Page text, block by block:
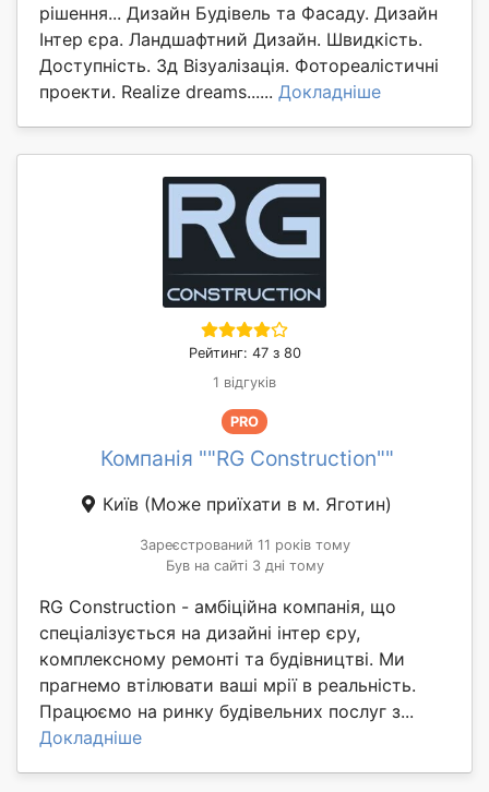
рішення... Дизайн Будівель та Фасаду. Дизайн
Інтер єра. Ландшафтний Дизайн. Швидкість.
Доступність. 3д Візуалізація. Фотореалістичні
проекти. Realize dreams...... Докладніше
Рейтинг: 47 з 80
1 відгуків
PRO
Компанія ""RG Construction""
Київ (Може приїхати в м. Яготин)
Зареєстрований 11 років тому
Був на сайті 3 дні тому
RG Construction - амбіційна компанія, що
спеціалізується на дизайні інтер єру,
комплексному ремонті та будівництві. Ми
прагнемо втілювати ваші мрії в реальність.
Працюємо на ринку будівельних послуг з...
Докладніше